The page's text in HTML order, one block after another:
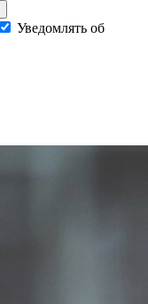
Уведомлять об